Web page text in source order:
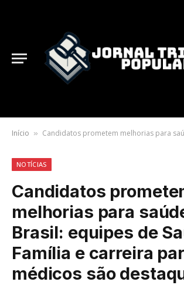
Início » Candidatos prometem melhorias para saúde no Brasil: equipes de Saúde da Família
NOTÍCIAS
Candidatos
melhorias para
Brasil: equipes de
Família e carreira
médicos são